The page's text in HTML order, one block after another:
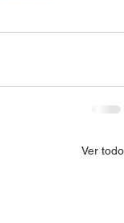
Ver todo